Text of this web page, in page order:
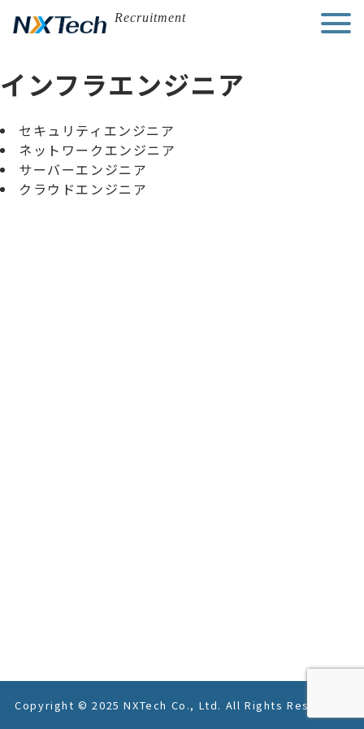
to
Recruitment
インフラエンジニア
セキュリティエンジニア
ネットワークエンジニア
サーバーエンジニア
クラウドエンジニア
Copyright © 2025 NXTech Co., Ltd. All Rights Reserved.